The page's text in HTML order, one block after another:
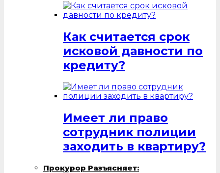
Как считается срок
исковой давности по
кредиту?
Имеет ли право
сотрудник полиции
заходить в квартиру?
Прокурор Разъясняет: